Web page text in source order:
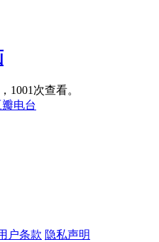
1001次查看。
电台
户条款 隐私声明